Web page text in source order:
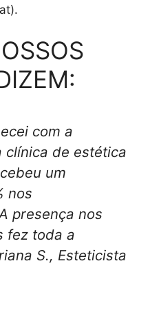
com a
clínica de estética
um
nos
presença nos
fez toda a
S., Esteticista